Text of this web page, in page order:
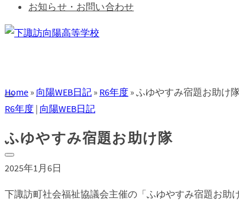
お知らせ・お問い合わせ
Home » 向陽WEB日記 » R6年度 » ふゆやすみ宿題お助け
R6年度 | 向陽WEB日記
ふゆやすみ宿題お助け隊
2025年1月6日
下諏訪町社会福祉協議会主催の「ふゆやすみ宿題お助